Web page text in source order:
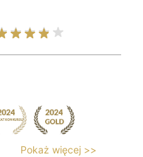
Pokaż więcej >>